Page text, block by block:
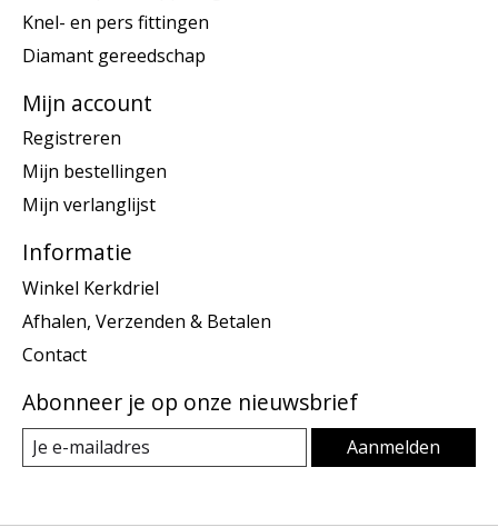
Knel- en pers fittingen
Diamant gereedschap
Mijn account
Registreren
Mijn bestellingen
Mijn verlanglijst
Informatie
Winkel Kerkdriel
Afhalen, Verzenden & Betalen
Contact
Abonneer je op onze nieuwsbrief
Aanmelden